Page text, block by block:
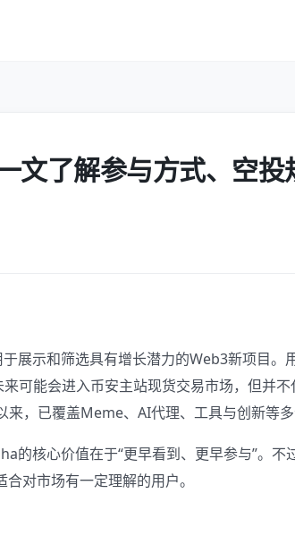
文了解参与方式、空投
于展示和筛选具有增长潜力的Web3新项目。
可能会进入币安主站现货交易市场，但并
，已覆盖Meme、AI代理、工具与创新等多
的核心价值在于“更早看到、更早参与”。不
对市场有一定理解的用户。